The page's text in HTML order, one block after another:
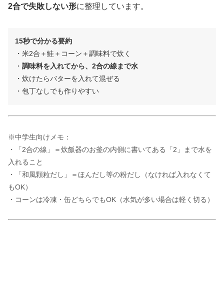
2合で失敗しない形に整理しています。
15秒で分かる要約
・米2合＋鮭＋コーン＋調味料で炊く
・調味料を入れてから、2合の線まで水
・炊けたらバターを入れて混ぜる
・包丁なしでも作りやすい
※中学生向けメモ：
・「2合の線」＝炊飯器のお釜の内側に書いてある「2」まで水を
入れること
・「和風顆粒だし」＝ほんだし等の粉だし（なければ入れなくて
もOK）
・コーンは冷凍・缶どちらでもOK（水気が多い場合は軽く切る）